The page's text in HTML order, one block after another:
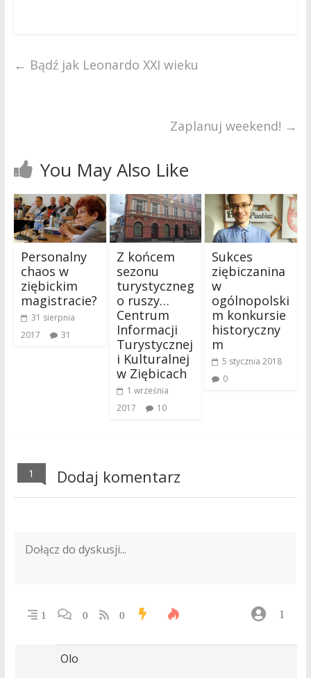
← Bądź jak Leonardo XXI wieku
Zaplanuj weekend! →
You May Also Like
Personalny
chaos w
ziębickim
magistracie?
31 sierpnia
2017
31
Z końcem
sezonu
turystyczneg
o ruszy…
Centrum
Informacji
Turystycznej
i Kulturalnej
w Ziębicach
1 września
2017
10
Sukces
ziębiczanina
w
ogólnopolski
m konkursie
historyczny
m
5 stycznia 2018
0
1 Dodaj komentarz
1 0 0 1
Olo